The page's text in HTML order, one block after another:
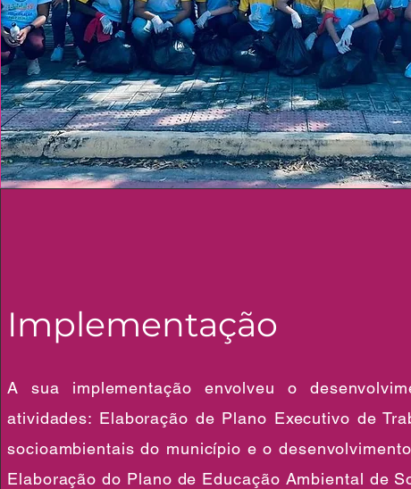
Implementação
A sua implementação envolveu o
atividades: Elaboração de Plano Executivo de
socioambientais do município e o
Elaboração do Plano de Educação Ambiental de